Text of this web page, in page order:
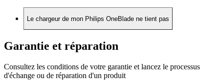
Le chargeur de mon Philips OneBlade ne tient pas
Garantie et réparation
Consultez les conditions de votre garantie et lancez le processus
d'échange ou de réparation d'un produit